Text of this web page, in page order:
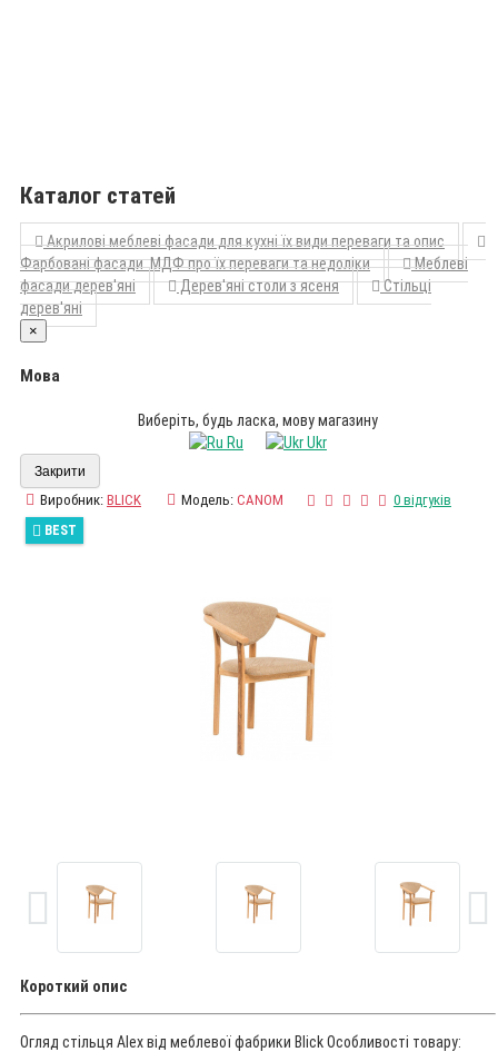
Каталог статей
Акрилові меблеві фасади для кухні їх види переваги та опис
Фарбовані фасади МДФ про їх переваги та недоліки
Меблеві
фасади дерев'яні
Дерев'яні столи з ясеня
Стільці
дерев'яні
×
Мова
Виберіть, будь ласка, мову магазину
Ru
Ukr
Закрити
Виробник: BLICK Модель: CANOM 0 відгуків
BEST
Короткий опис
Огляд стільця Alex від меблевої фабрики Blick Особливості товару: